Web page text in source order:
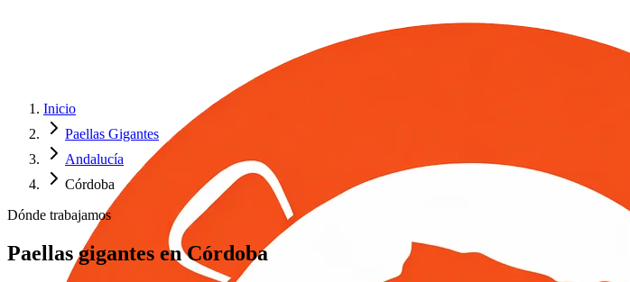
Inicio
Paellas Gigantes
Andalucía
Córdoba
Dónde trabajamos
Paellas gigantes en Córdoba